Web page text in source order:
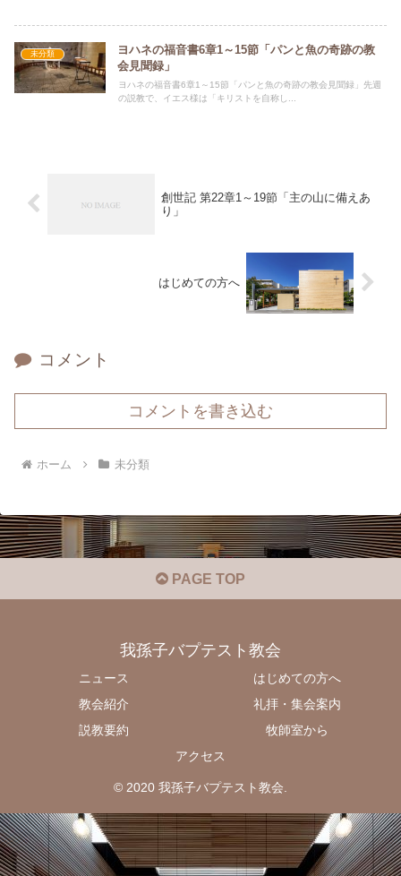
感覚からすると、かなりインパクトがあります。正直、初見だと
「なぜその髪型にした？」と思う人もいるでしょう。
未分類
ヨハネの福音書6章1～15節「パンと魚の奇跡の教
会見聞録」
ヨハネの福音書6章1～15節「パンと魚の奇跡の教会見聞録」先週
の説教で、イエス様は「キリストを自称し...
創世記 第22章1～19節「主の山に備えあ
り」
はじめての方へ
コメント
コメントを書き込む
ホーム 未分類
PAGE TOP
我孫子バプテスト教会
ニュース
はじめての方へ
教会紹介
礼拝・集会案内
説教要約
牧師室から
アクセス
© 2020 我孫子バプテスト教会.